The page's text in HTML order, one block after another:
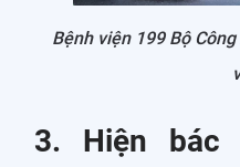
Bệnh viện 199 Bộ
3. Hiện bác